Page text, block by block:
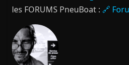
les FORUMS PneuBoat : 🔗